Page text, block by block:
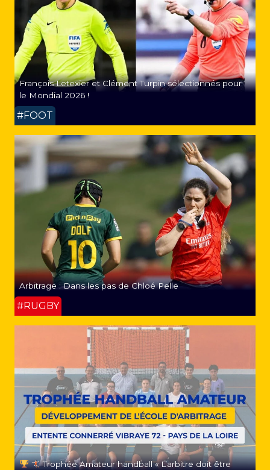
François Letexier et Clément Turpin sélectionnés pour
le Mondial 2026 !
#FOOT
Arbitrage : Dans les pas de Chloé Pelle
#RUGBY
Trophée Amateur handball « L’arbitre doit être